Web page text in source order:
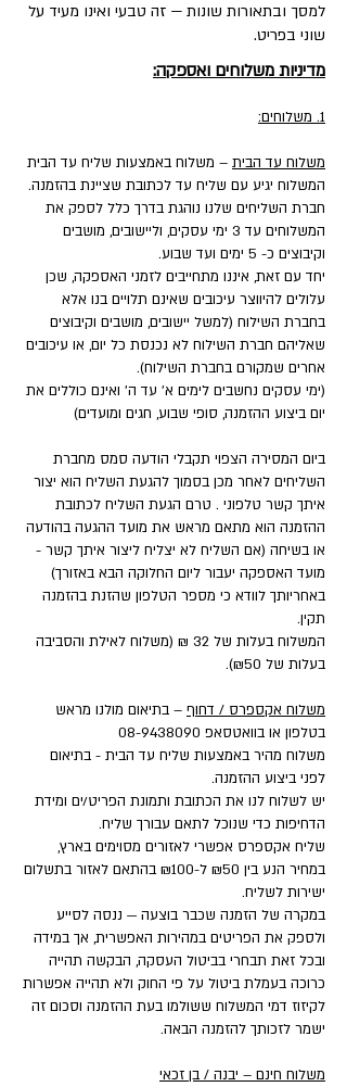
למסך ובתאורות שונות — זה טבעי ואינו מעיד על
שוני בפריט.
מדיניות משלוחים ואספקה:
1. משלוחים:
משלוח עד הבית – משלוח באמצעות שליח עד הבית
המשלוח יגיע עם שליח עד לכתובת שציינת בהזמנה.
חברת השליחים שלנו נוהגת בדרך כלל לספק את
המשלוחים עד 3 ימי עסקים, וליישובים, מושבים
וקיבוצים כ- 5 ימים ועד שבוע.
יחד עם זאת, איננו מתחייבים לזמני האספקה, שכן
עלולים להיווצר עיכובים שאינם תלויים בנו אלא
בחברת השילוח (למשל יישובים, מושבים וקיבוצים
שאליהם חברת השילוח לא נכנסת כל יום, או עיכובים
אחרים שמקורם בחברת השילוח).
(ימי עסקים נחשבים לימים א' עד ה' ואינם כוללים את
יום ביצוע ההזמנה, סופי שבוע, חגים ומועדים)
ביום המסירה הצפוי תקבלי הודעה סמס מחברת
השליחים לאחר מכן בסמוך להגעת השליח הוא יצור
איתך קשר טלפוני . טרם הגעת השליח לכתובת
ההזמנה הוא מתאם מראש את מועד ההגעה בהודעה
או בשיחה (אם השליח לא יצליח ליצור איתך קשר -
מועד האספקה יעבור ליום החלוקה הבא באזורך)
באחריותך לוודא כי מספר הטלפון שהזנת בהזמנה
תקין.
המשלוח בעלות של 32 ₪ (משלוח לאילת והסביבה
בעלות של ₪50).
משלוח אקספרס / דחוף – בתיאום מולנו מראש
בטלפון או בוואטסאפ 08-9438090
משלוח מהיר באמצעות שליח עד הבית - בתיאום
לפני ביצוע ההזמנה.
יש לשלוח לנו את הכתובת ותמונת הפריט/ים ומידת
הדחיפות כדי שנוכל לתאם עבורך שליח.
שליח אקספרס אפשרי לאזורים מסוימים בארץ,
במחיר הנע בין ₪50 ל-₪100 בהתאם לאזור בתשלום
ישירות לשליח.
במקרה של הזמנה שכבר בוצעה — ננסה לסייע
ולספק את הפריטים במהירות האפשרית, אך במידה
ובכל זאת תבחרי בביטול העסקה, הבקשה תהייה
כרוכה בעמלת ביטול על פי החוק ולא תהייה אפשרות
לקיזוז דמי המשלוח ששולמו בעת ההזמנה וסכום זה
ישמר לזכותך להזמנה הבאה.
משלוח חינם – יבנה / בן זכאי